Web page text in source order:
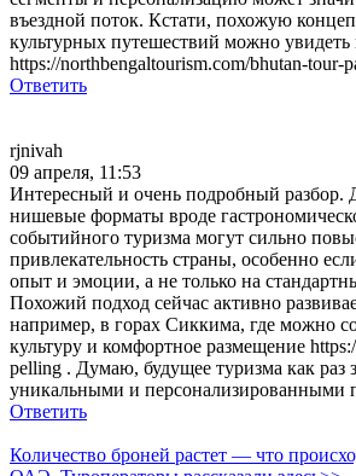
въездной поток. Кстати, похожую
культурных путешествий можно увидеть
https://northbengaltourism.com/bhutan-tour-
Ответить
rjnivah
09 апреля, 11:53
Интересный и очень подробный разбор.
нишевые форматы вроде
событийного туризма могут сильно
привлекательность страны, особенно
опыт и эмоции, а не только на
Похожий подход сейчас активно
например, в горах Сиккима, где можно
культуру и комфортное размещение
pelling . Думаю, будущее туризма как раз
уникальными и персонализированными
Ответить
Количество броней растет — что